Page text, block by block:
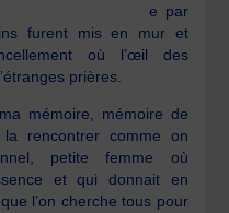
e par
furent mis en mur et
où l’œil des
prières.
mémoire, mémoire de
rencontrer comme on
petite femme où
et qui donnait en
l’on cherche tous pour